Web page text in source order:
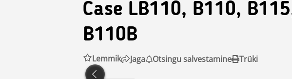
Case LB110, B110,
B110B
Lemmik Jaga Otsingu salvestamine Trüki